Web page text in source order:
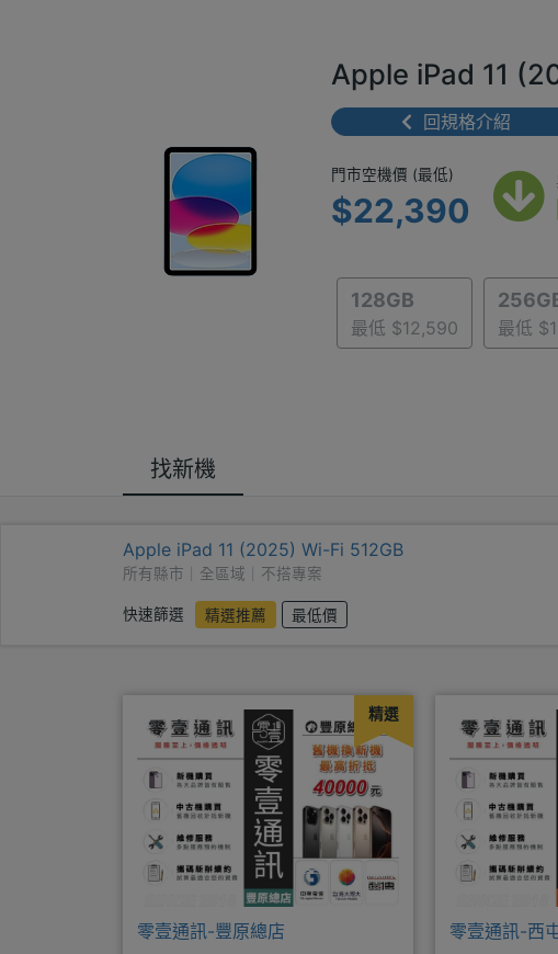
Apple iPad 11
回規格介紹
門市空機價 (
門市空機價 (最低)
$22,390
128GB
最低 $12,590 最低
找新機
Apple iPad 11 (2025) Wi-Fi 512GB
所有縣市｜全區域｜不搭專案
快速篩選 精選推薦 最低價
精選
零壹通訊-豐原總店 零壹通訊-西